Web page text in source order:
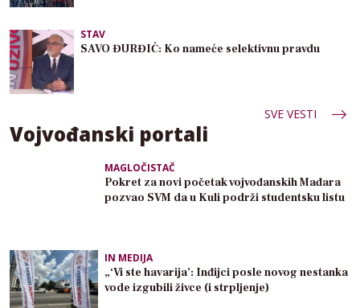
STAV
SAVO ĐURĐIĆ: Ko nameće selektivnu pravdu
SVE VESTI
Vojvođanski portali
MAGLOČISTAČ
Pokret za novi početak vojvođanskih Mađara
pozvao SVM da u Kuli podrži studentsku listu
IN MEDIJA
„‘Vi ste havarija’: Inđijci posle novog nestanka
vode izgubili živce (i strpljenje)